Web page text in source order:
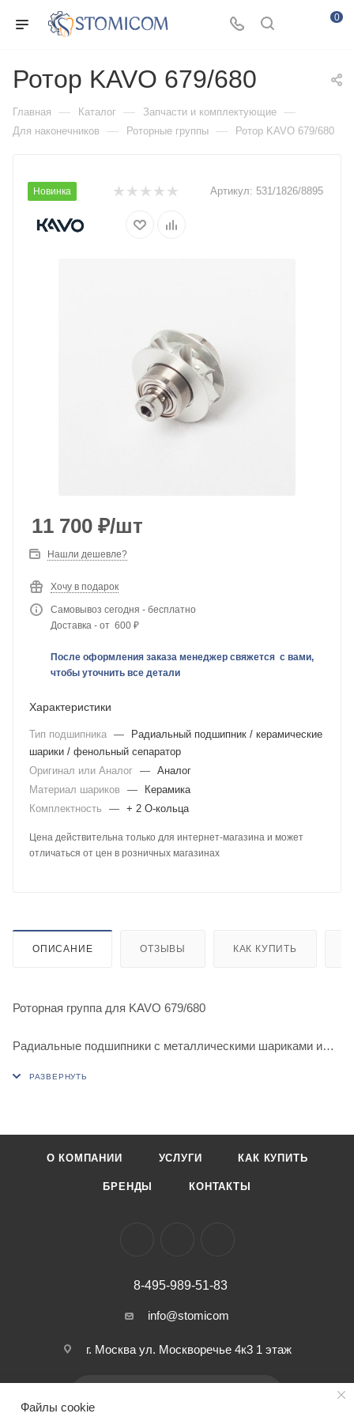
0
Ротор KAVO 679/680
Главная — Каталог — Запчасти и комплектующие —
Для наконечников — Роторные группы — Ротор KAVO 679/680
Новинка Артикул: 531/1826/8895
11 700 ₽/шт
Нашли дешевле?
Хочу в подарок
Самовывоз сегодня - бесплатно
Доставка - от 600 ₽
После оформления заказа менеджер свяжется с вами,
чтобы уточнить все детали
Характеристики
Тип подшипника —
Радиальный подшипник / керамические
шарики / фенольный сепаратор
Оригинал или Аналог — Аналог
Материал шариков
—
Керамика
Комплектность
— + 2 О-кольца
Цена действительна только для интернет-магазина и может
отличаться от цен в розничных магазинах
ОПИСАНИЕ ОТЗЫВЫ КАК КУПИТЬ
Роторная группа для KAVO 679/680
Радиальные подшипники с металлическими шариками и
О КОМПАНИИ УСЛУГИ КАК КУПИТЬ
БРЕНДЫ КОНТАКТЫ
8-495-989-51-83
info@stomicom
г. Москва ул. Москворечье 4к3 1 этаж
Файлы cookie